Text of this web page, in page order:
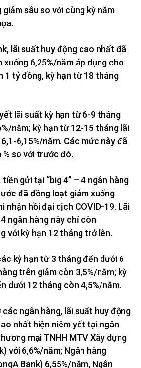
sâu so với cùng kỳ năm
lãi suất huy động cao nhất đã
xuống 6,25%/năm áp dụng cho
1 tỷ đồng, kỳ hạn từ 18 tháng
lãi suất kỳ hạn từ 6-9 tháng
năm; kỳ hạn từ 12-15 tháng lãi
6,15%/năm. Các mức này đã
% so với trước đó.
gửi tại “big 4” – 4 ngân hàng
đã đồng loạt giảm xuống
nhận hồi đại dịch COVID-19. Lãi
ngân hàng này chỉ còn
với kỳ hạn 12 tháng trở lên.
kỳ hạn từ 3 tháng đến dưới 6
trên giảm còn 3,5%/năm; kỳ
dưới 12 tháng còn 4,5%/năm.
các ngân hàng, lãi suất huy động
nhất hiện niêm yết tại ngân
mại TNHH MTV Xây dựng
với 6,6%/năm; Ngân hàng
Bank) 6,55%/năm, Ngân